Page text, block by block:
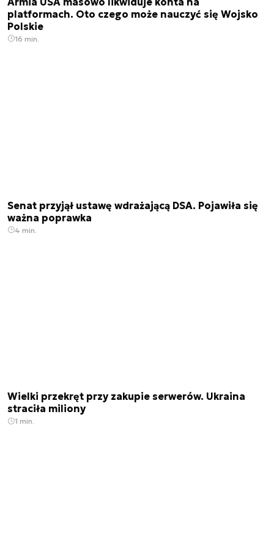
platformach. Oto czego może nauczyć się Wojsko
Polskie
16 min.
Senat przyjął ustawę wdrażającą DSA. Pojawiła się
ważna poprawka
4 min.
Wielki przekręt przy zakupie serwerów. Ukraina
straciła miliony
1 min.